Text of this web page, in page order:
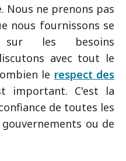
Nous ne prenons pas
nous fournissons se
sur les besoins
avec tout le
le respect des
important. C'est la
de toutes les
ou de